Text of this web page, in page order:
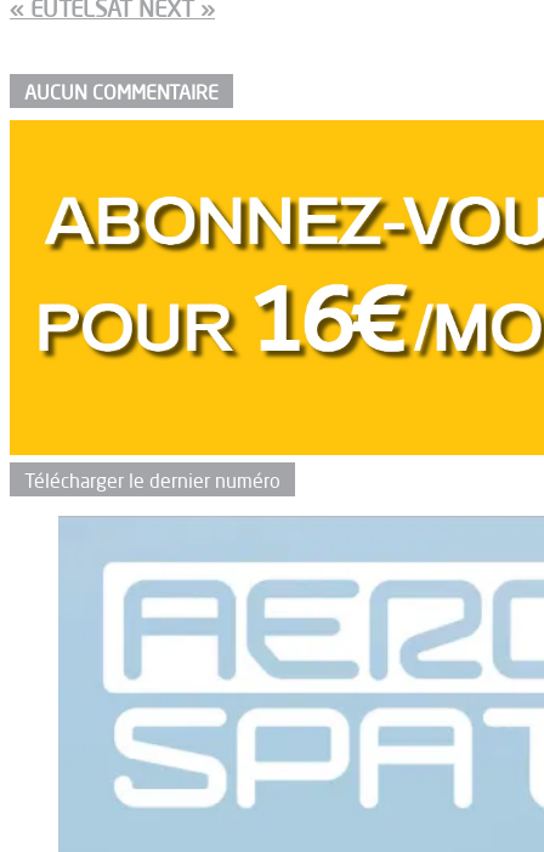
« EUTELSAT NEXT »
AUCUN COMMENTAIRE
Télécharger le dernier numéro